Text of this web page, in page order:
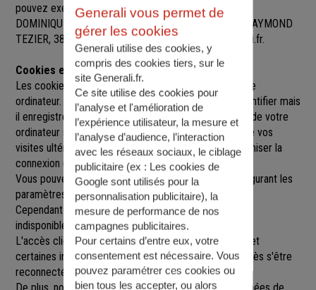
pouvez exercer sur simple demande auprès de SARL
DOMINIQUE BADIN-EVELYNE HENRY
17 AVENUE RAYMOND
TEZIER, 38500 VOIRON,voirontullins@agence.generali.fr.
Cookies et sessions
Les cookies sont de petits fichiers implantés sur votre
ordinateur. Un cookie ne nous permet pas de vous identifier mais
il enregistre des informations relatives à la navigation de votre
ordinateur sur notre site que nous pourrons lire lors de vos
visites ultérieures afin de faciliter la navigation, d'optimiser la
connexion et de personnaliser l'utilisation du site.
Vous pouvez refuser l'utilisation des cookies en configurant les
paramètres de votre navigateur Internet.
Cependant le fait de refuser les cookies peut rendre
indisponibles toutes ou certaines parties du site.
L'accès client est construit avec un délai de session, et
certaines informations ne seront remises à jour qu'après s'être
reconnecté sur le site.
Generali vous permet de
gérer les cookies
Generali utilise des cookies, y
compris des cookies tiers, sur le
site Generali.fr.
Ce site utilise des cookies pour
l’analyse et l'amélioration de
l’expérience utilisateur, la mesure et
l’analyse d’audience, l’interaction
avec les réseaux sociaux, le ciblage
publicitaire (ex : Les cookies de
Google sont utilisés pour la
personnalisation publicitaire), la
mesure de performance de nos
campagnes publicitaires.
Pour certains d’entre eux, votre
consentement est nécessaire. Vous
pouvez paramétrer ces cookies ou
bien tous les accepter, ou alors